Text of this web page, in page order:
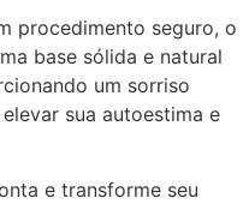
procedimento seguro, o
base sólida e natural
um sorriso
sua autoestima e
e transforme seu